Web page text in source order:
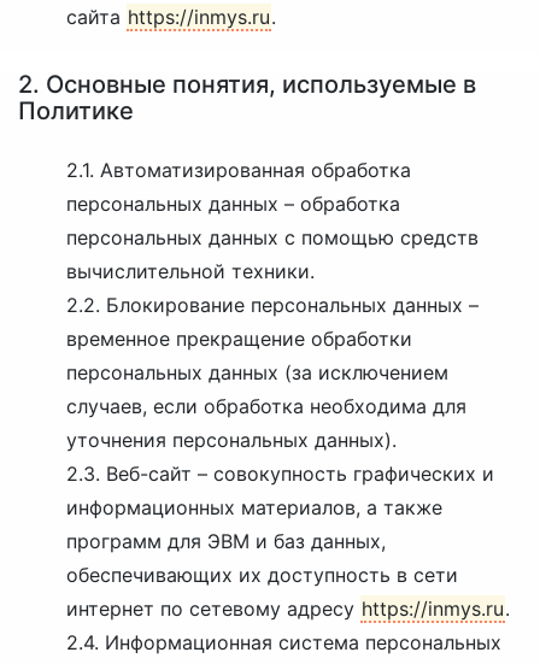
сайта https://inmys.ru.
2. Основные понятия, используемые в
Политике
2.1. Автоматизированная обработка
персональных данных – обработка
персональных данных с помощью средств
вычислительной техники.
2.2. Блокирование персональных данных –
временное прекращение обработки
персональных данных (за исключением
случаев, если обработка необходима для
уточнения персональных данных).
2.3. Веб-сайт – совокупность графических и
информационных материалов, а также
программ для ЭВМ и баз данных,
обеспечивающих их доступность в сети
интернет по сетевому адресу https://inmys.ru.
2.4. Информационная система персональных